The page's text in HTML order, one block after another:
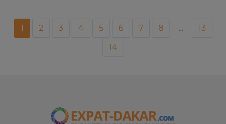
1 2 3 4 5 6 7 8 ...
13
14